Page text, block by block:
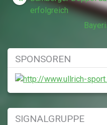
erfolgreich
SPONSOREN
SIGNALGRUPPE